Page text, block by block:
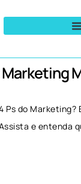
Marketing
Ps do Marketing?
e entenda